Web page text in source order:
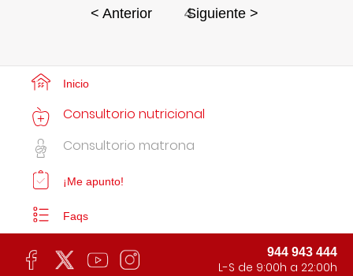
< Anterior 4
Siguiente >
Inicio
Consultorio nutricional
Consultorio matrona
¡Me apunto!
Faqs
944 943 444
L-S de 9:00h a 22:00h